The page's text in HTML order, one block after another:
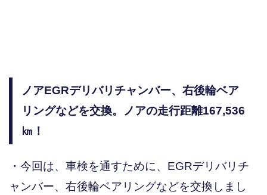
ノアEGRデリバリチャンバー、右後輪ベア
リングなどを交換。ノアの走行距離167,536
㎞！
・今回は、車検を通すために、EGRデリバリチ
ャンバー、右後輪ベアリングなどを交換しまし